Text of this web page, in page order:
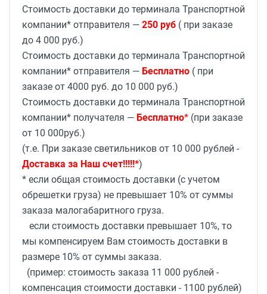
Стоимость доставки до терминала Транспортной
компании* отправителя — 250 руб ( при заказе
до 4 000 руб.)
Стоимость доставки до терминала Транспортной
компании* отправителя — Бесплатно ( при
заказе от 4000 руб. до 10 000 руб.)
Стоимость доставки до терминала Транспортной
компании* получателя — Бесплатно* (при заказе
от 10 000руб.)
(т.е. При заказе светильников от 10 000 рублей -
Доставка за Наш счет!!!!!*)
* если общая стоимость доставки (с учетом
обрешетки груза) не превышает 10% от суммы
заказа малогабаритного груза.
если стоимость доставки превышает 10%, то
мы компенсируем Вам стоимость доставки в
размере 10% от суммы заказа.
(пример: стоимость заказа 11 000 рублей -
компенсация стоимости доставки - 1100 рублей)